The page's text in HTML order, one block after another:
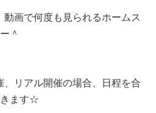
画で何度も見られるホームス
＾
、リアル開催の場合、日程を合
きます☆